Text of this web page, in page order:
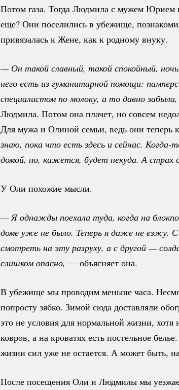
Потом газа. Тогда Людмила с мужем Юрием
еще? Они поселились в убежище,
привязалась к Жене, как к родному внуку.
— Он такой славный, такой спокойный,
него есть из гуманитарной помощи:
специалистом по молоку, а то давно
Людмила. Потом она плачет, но совсем
Для мужа и Олиной семьи, ведь они теперь
знаю, пока что есть здесь и сейчас. Когда-
домой, но, кажется, будет некуда. А страх
У Оли похожие мысли.
— Я однажды поехала туда, когда на
доме уже не было. Теперь я даже не езжу.
смотреть на эту разруху, а с другой —
слишком опасно, — объясняет она.
В убежище мы проводим меньше часа.
попросту зябко. Зимой сюда доставляли
это не условия для нормальной жизни,
ковров, а на кроватях есть постельное
жизни сил уже не остается. А может быть,
После посещения Оли и Людмилы мы